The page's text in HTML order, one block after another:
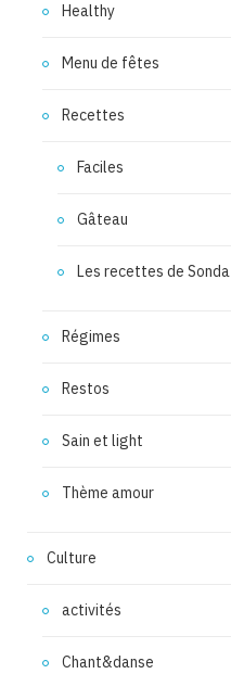
Healthy
Menu de fêtes
Recettes
Faciles
Gâteau
Les recettes de Sonda
Régimes
Restos
Sain et light
Thème amour
Culture
activités
Chant&danse